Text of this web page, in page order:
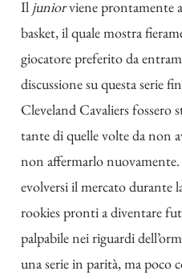
Il juniorviene prontamente
basket, il quale mostra
giocatore preferito da
discussione su questa serie
Cleveland Cavaliers fossero
tante di quelle volte da non
non affermarlo
evolversi il mercato durante
rookies pronti a diventare
palpabile nei riguardi
una serie in parità, ma